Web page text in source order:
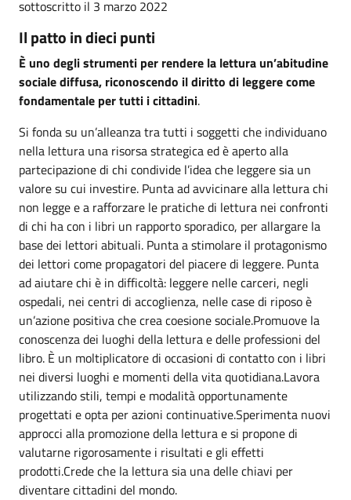
sottoscritto il 3 marzo 2022
Il patto in dieci punti
È uno degli strumenti per rendere la lettura un’abitudine
sociale diffusa, riconoscendo il diritto di leggere come
fondamentale per tutti i cittadini.
Si fonda su un’alleanza tra tutti i soggetti che individuano
nella lettura una risorsa strategica ed è aperto alla
partecipazione di chi condivide l’idea che leggere sia un
valore su cui investire. Punta ad avvicinare alla lettura chi
non legge e a rafforzare le pratiche di lettura nei confronti
di chi ha con i libri un rapporto sporadico, per allargare la
base dei lettori abituali. Punta a stimolare il protagonismo
dei lettori come propagatori del piacere di leggere. Punta
ad aiutare chi è in difficoltà: leggere nelle carceri, negli
ospedali, nei centri di accoglienza, nelle case di riposo è
un’azione positiva che crea coesione sociale.Promuove la
conoscenza dei luoghi della lettura e delle professioni del
libro. È un moltiplicatore di occasioni di contatto con i libri
nei diversi luoghi e momenti della vita quotidiana.Lavora
utilizzando stili, tempi e modalità opportunamente
progettati e opta per azioni continuative.Sperimenta nuovi
approcci alla promozione della lettura e si propone di
valutarne rigorosamente i risultati e gli effetti
prodotti.Crede che la lettura sia una delle chiavi per
diventare cittadini del mondo.